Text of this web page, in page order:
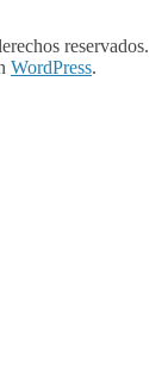
reservados.
WordPress.